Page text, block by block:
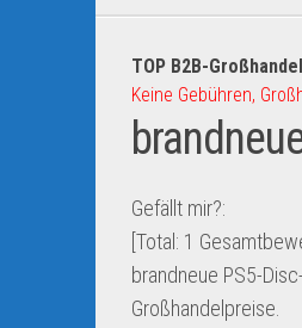
TOP B2B-
Keine Gebühren,
Gefällt mir?:
[Total: 1
brandneue PS5-
Großhandelpreise.